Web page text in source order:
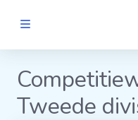
Clubs
Tweede